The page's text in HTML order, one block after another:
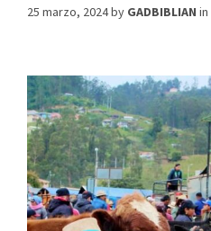
25 marzo, 2024by GADBIBLIAN in